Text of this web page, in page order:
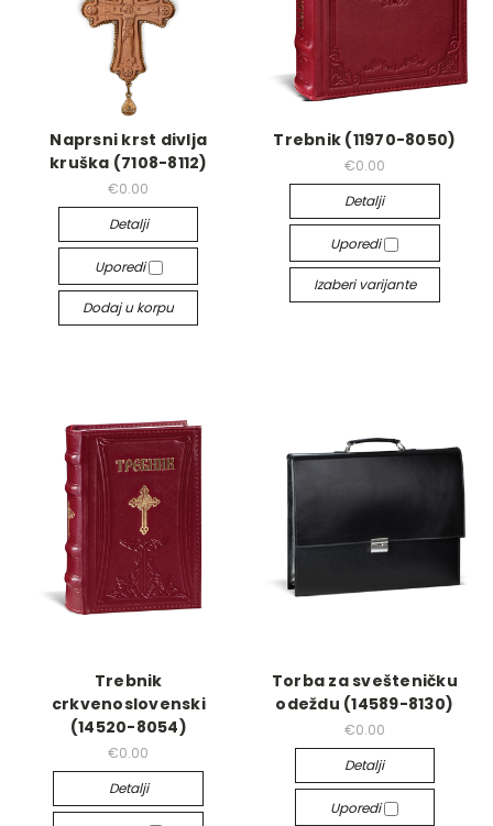
Naprsni krst divlja
kruška (7108-8112)
€0.00
Detalji
Uporedi
Dodaj u korpu
Trebnik (11970-8050)
€0.00
Detalji
Uporedi
Izaberi varijante
Trebnik
crkvenoslovenski
(14520-8054)
€0.00
Detalji
Torba za svešteničku
odeždu (14589-8130)
€0.00
Detalji
Uporedi